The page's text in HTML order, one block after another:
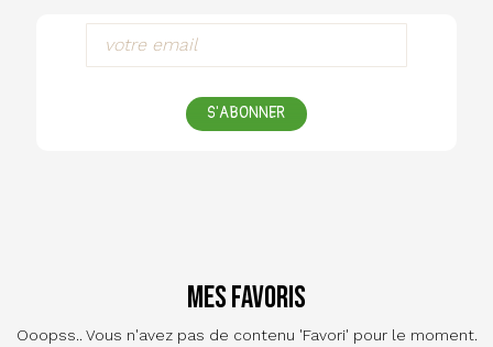
S'ABONNER
Mes favoris
Ooopss.. Vous n'avez pas de contenu 'Favori' pour le moment.